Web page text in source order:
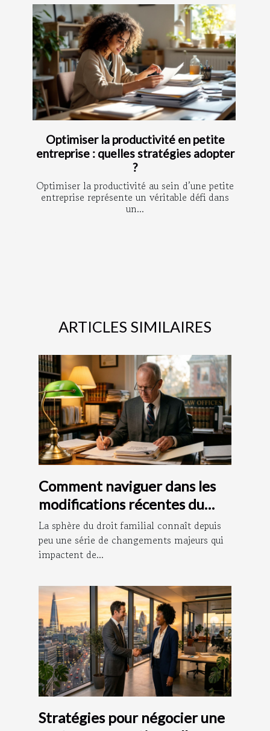
Optimiser la productivité en petite
entreprise : quelles stratégies adopter
?
Optimiser la productivité au sein d’une petite
entreprise représente un véritable défi dans
un...
ARTICLES SIMILAIRES
Comment naviguer dans les
modifications récentes du
droit familial ?
La sphère du droit familial connaît depuis
peu une série de changements majeurs qui
impactent de...
Stratégies pour négocier une